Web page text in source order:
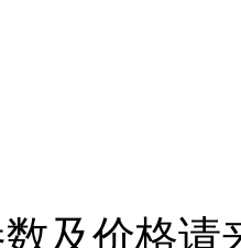
及价格请